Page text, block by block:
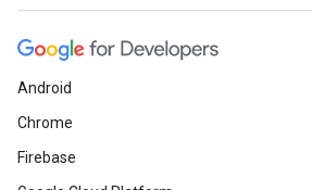
Android
Chrome
Firebase